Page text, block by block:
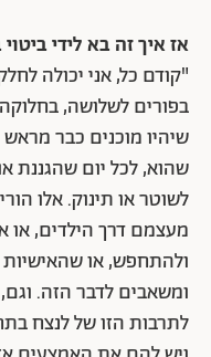
אז איך זה בא לידי
"קודם כל, אני יכולה
בפורים לשלושה,
שיהיו מוכנים כבר
שהוא, לכל יום שהגננת
לשוטר או תינוק. אלו
מעצמם דרך הילדים, או
ולהתחפש, או
ומשאבים לדבר הזה.
לתרבות הזו של לנצח